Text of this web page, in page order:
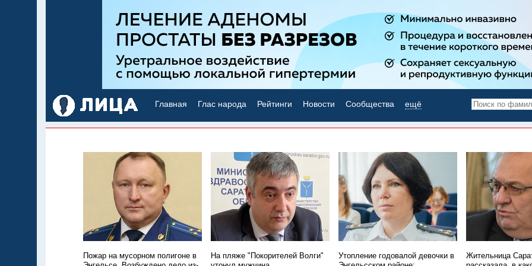
Главная Глас народа Рейтинги Новости Сообщества ещё
Пожар на мусорном полигоне в
На пляже "Покорителей Волги"
Утопление годовалой девочки в
Жительница